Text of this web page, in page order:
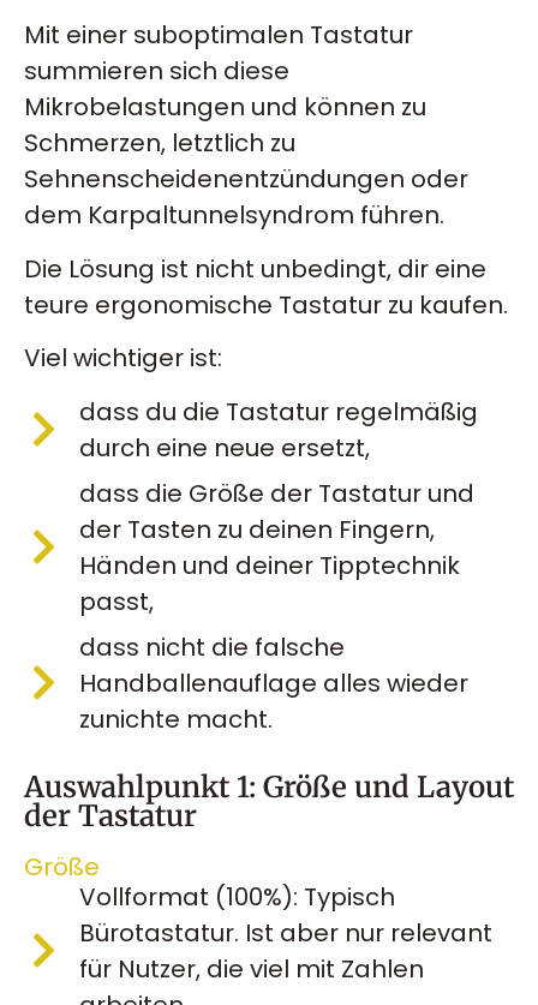
Mit einer suboptimalen Tastatur
summieren sich diese
Mikrobelastungen und können zu
Schmerzen, letztlich zu
Sehnenscheidenentzündungen oder
dem Karpaltunnelsyndrom führen.
Die Lösung ist nicht unbedingt, dir eine
teure ergonomische Tastatur zu kaufen.
Viel wichtiger ist:
dass du die Tastatur regelmäßig
durch eine neue ersetzt,
dass die Größe der Tastatur und
der Tasten zu deinen Fingern,
Händen und deiner Tipptechnik
passt,
dass nicht die falsche
Handballenauflage alles wieder
zunichte macht.
Auswahlpunkt 1: Größe und Layout
der Tastatur
Größe
Vollformat (100%): Typisch
Bürotastatur. Ist aber nur relevant
für Nutzer, die viel mit Zahlen